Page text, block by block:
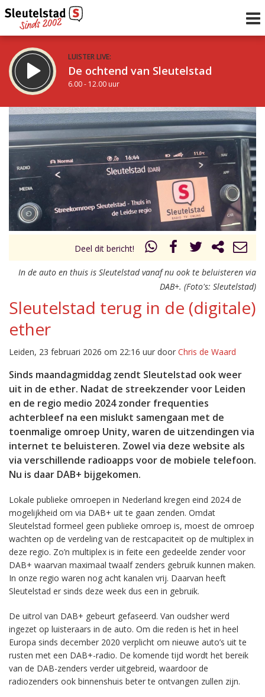
LUISTER LIVE:
De ochtend van Sleutelstad
6.00 - 12.00 uur
STRAKS:
De middag van Sleutelstad
12.00 - 18.00 uur
Vorig uur
uur 1 van 0 Volgend uur
Deel dit bericht!
In de auto en thuis is Sleutelstad vanaf nu ook te beluisteren via
DAB+. (Foto's: Sleutelstad)
Sleutelstad terug in de (digitale)
ether
Leiden, 23 februari 2026 om 22:16 uur door Chris de Waard
Sinds maandagmiddag zendt Sleutelstad ook weer
uit in de ether. Nadat de streekzender voor Leiden
en de regio medio 2024 zonder frequenties
achterbleef na een mislukt samengaan met de
toenmalige omroep Unity, waren de uitzendingen via
internet te beluisteren. Zowel via deze website als
via verschillende radioapps voor de mobiele telefoon.
Nu is daar DAB+ bijgekomen.
Lokale publieke omroepen in Nederland kregen eind 2024 de
mogelijkheid om via DAB+ uit te gaan zenden. Omdat
Sleutelstad formeel geen publieke omroep is, moest de omroep
wachten op de verdeling van de restcapaciteit op de multiplex in
deze regio. Zo’n multiplex is in feite een gedeelde zender voor
DAB+ waarvan maximaal twaalf zenders gebruik kunnen maken.
In onze regio waren nog acht kanalen vrij. Daarvan heeft
Sleutelstad er sinds deze week dus een in gebruik.
De uitrol van DAB+ gebeurt gefaseerd. Van oudsher werd
ingezet op luisteraars in de auto. Om die reden is het in heel
Europa sinds december 2020 verplicht om nieuwe auto’s uit te
rusten met een DAB+-radio. De komende tijd wordt het bereik
van de DAB-zenders verder uitgebreid, waardoor de
radiozenders ook binnenshuis beter te ontvangen zullen zijn.